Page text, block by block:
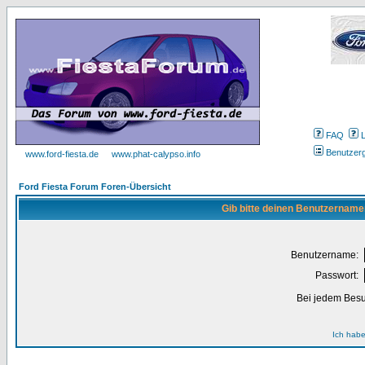
www.ford-fiesta.de www.phat-calypso.info
FAQ
Ford Fiesta Forum Foren-Übersicht
Gib bitte deinen
Benutzername:
Passwort:
Bei jedem
Ich